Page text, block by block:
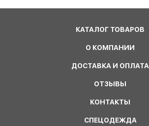
КАТАЛОГ ТОВАРОВ
О КОМПАНИИ
ДОСТАВКА И ОПЛАТА
ОТЗЫВЫ
КОНТАКТЫ
СПЕЦОДЕЖДА